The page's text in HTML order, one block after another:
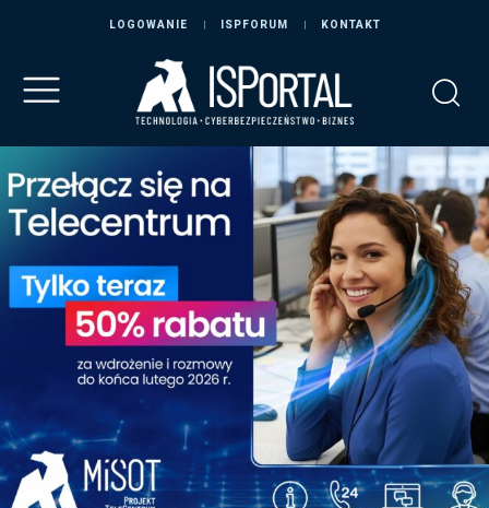
LOGOWANIE ISPFORUM KONTAKT